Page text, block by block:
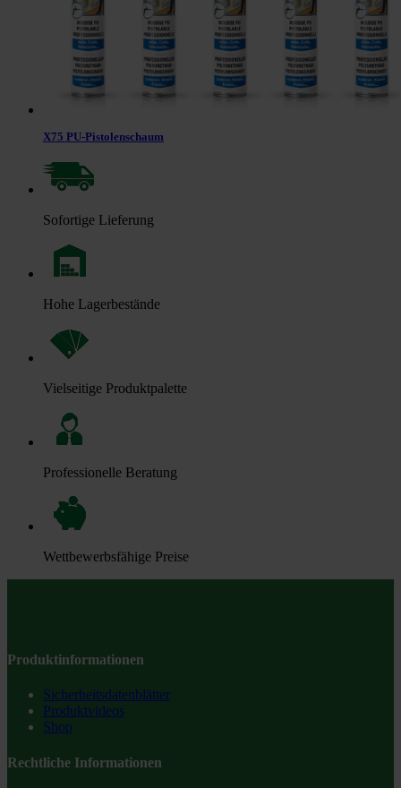
X75 PU-Pistolenschaum
Sofortige Lieferung
Hohe Lagerbestände
Vielseitige Produktpalette
Professionelle Beratung
Wettbewerbsfähige Preise
Produktinformationen
Sicherheitsdatenblätter
Produktvideos
Shop
Rechtliche Informationen